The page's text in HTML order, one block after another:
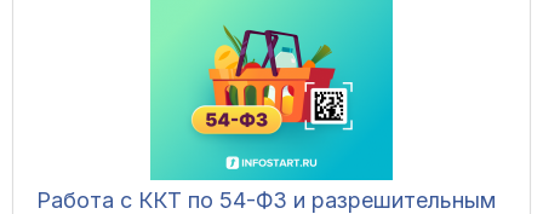
Работа с ККТ по 54-ФЗ и разрешительным